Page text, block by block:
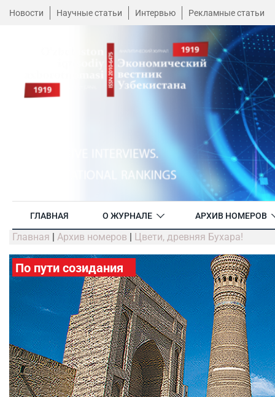
Новости Научные статьи Интервью Рекламные статьи
ГЛАВНАЯ О ЖУРНАЛЕ АРХИВ НОМЕРОВ
Главная | Архив номеров | Цвети, древняя Бухара!
По пути созидания